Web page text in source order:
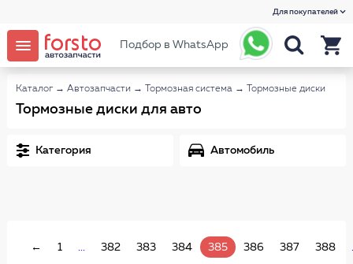
Для покупателей
Подбор в WhatsApp
Каталог → Автозапчасти → Тормозная система → Тормозные диски
Тормозные диски для авто
Категория Автомобиль
← 1 ... 382 383 384 385 386 387 388